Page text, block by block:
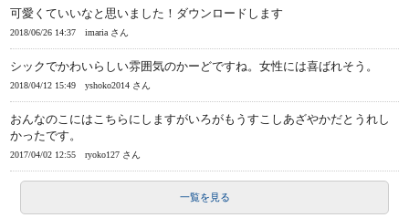
可愛くていいなと思いました！ダウンロードします
2018/06/26 14:37 imaria さん
シックでかわいらしい雰囲気のかーどですね。女性には喜ばれそう。
2018/04/12 15:49 yshoko2014 さん
おんなのこにはこちらにしますがいろがもうすこしあざやかだとうれし
かったです。
2017/04/02 12:55 ryoko127 さん
一覧を見る